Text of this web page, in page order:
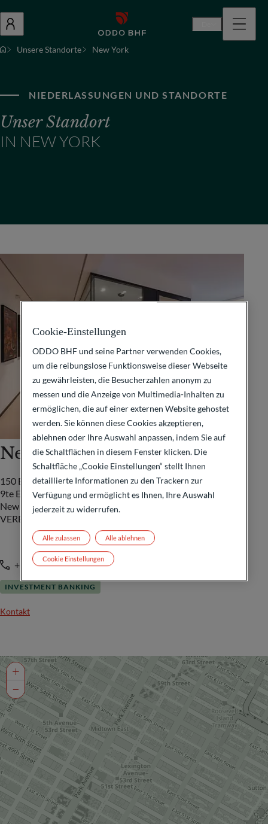
Unsere Standorte New York
NIEDERLASSUNGEN UND STANDORTE
Unser Standort
IN NEW YORK
New York
150 East 52nd street
9te Etage
New York, NY 10022
VEREINIGTE STAATEN
+1 (212) 481 4002
INVESTMENT BANKING
Kontakt
+
−
Cookie-Einstellungen
ODDO BHF und seine Partner verwenden Cookies,
um die reibungslose Funktionsweise dieser Webseite
zu gewährleisten, die Besucherzahlen anonym zu
messen und die Anzeige von Multimedia-Inhalten zu
ermöglichen, die auf einer externen Website gehostet
werden. Sie können diese Cookies akzeptieren,
ablehnen oder Ihre Auswahl anpassen, indem Sie auf
die Schaltflächen in diesem Fenster klicken. Die
Schaltfläche „Cookie Einstellungen“ stellt Ihnen
detaillierte Informationen zu den Trackern zur
Verfügung und ermöglicht es Ihnen, Ihre Auswahl
jederzeit zu widerrufen.
Alle ablehnen
Alle zulassen
Cookie Einstellungen